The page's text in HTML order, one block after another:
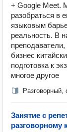
+ Google Meet.
разобраться в
языковым
реальность. В
бизнес
подготовка к
многое другое
Разговорный,
Занятие с
разговорному